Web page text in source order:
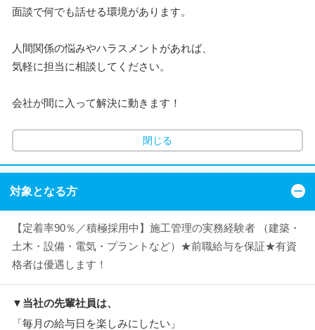
面談で何でも話せる環境があります。
人間関係の悩みやハラスメントがあれば、
気軽に担当に相談してください。
会社が間に入って解決に動きます！
閉じる
対象となる方
【定着率90％／積極採用中】施工管理の実務経験者 （建築・
土木・設備・電気・プラントなど）★前職給与を保証★有資
格者は優遇します！
▼当社の先輩社員は、
「毎月の給与日を楽しみにしたい」